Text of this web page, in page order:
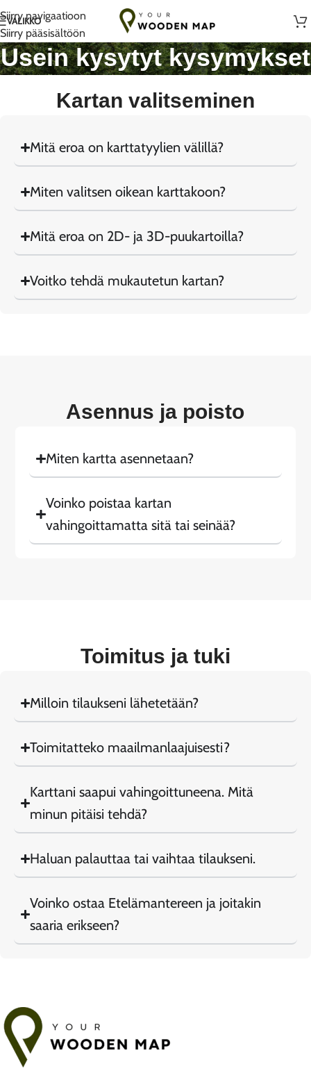
Siirry navigaatioon
Siirry pääsisältöön
Käsintehty rakkaudella Liettuassa
VALIKKO
Usein kysytyt kysymykset
Kartan valitseminen
Mitä eroa on karttatyylien välillä?
Miten valitsen oikean karttakoon?
Mitä eroa on 2D- ja 3D-puukartoilla?
Voitko tehdä mukautetun kartan?
Asennus ja poisto
Miten kartta asennetaan?
Voinko poistaa kartan
vahingoittamatta sitä tai seinää?
Toimitus ja tuki
Milloin tilaukseni lähetetään?
Toimitatteko maailmanlaajuisesti?
Karttani saapui vahingoittuneena. Mitä
minun pitäisi tehdä?
Haluan palauttaa tai vaihtaa tilaukseni.
Voinko ostaa Etelämantereen ja joitakin
saaria erikseen?